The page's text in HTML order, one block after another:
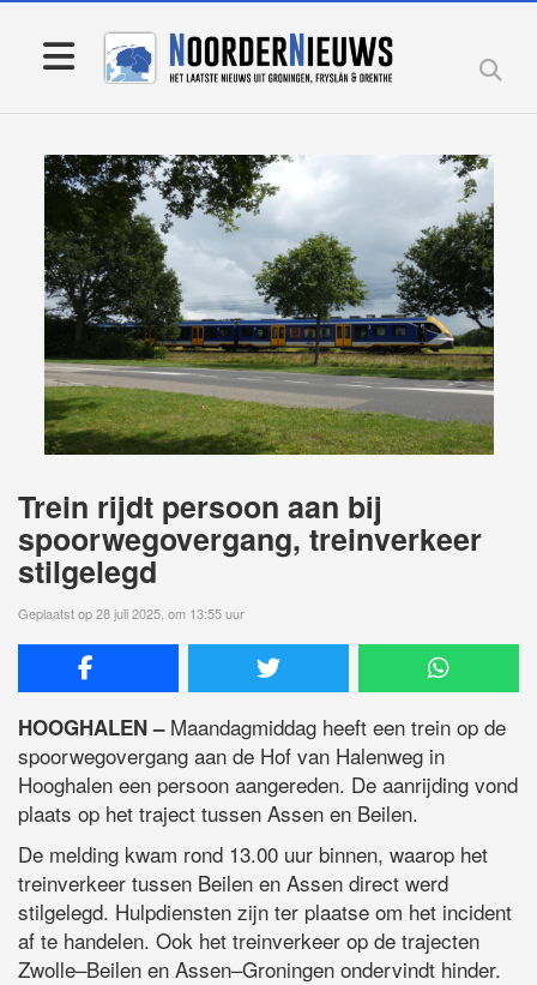
Trein rijdt persoon aan bij
spoorwegovergang, treinverkeer
stilgelegd
Geplaatst op 28 juli 2025, om 13:55 uur
HOOGHALEN –Maandagmiddag heeft een trein op de
spoorwegovergang aan de Hof van Halenweg in
Hooghalen een persoon aangereden. De aanrijding vond
plaats op het traject tussen Assen en Beilen.
De melding kwam rond 13.00 uur binnen, waarop het
treinverkeer tussen Beilen en Assen direct werd
stilgelegd. Hulpdiensten zijn ter plaatse om het incident
af te handelen. Ook het treinverkeer op de trajecten
Zwolle–Beilen en Assen–Groningen ondervindt hinder.